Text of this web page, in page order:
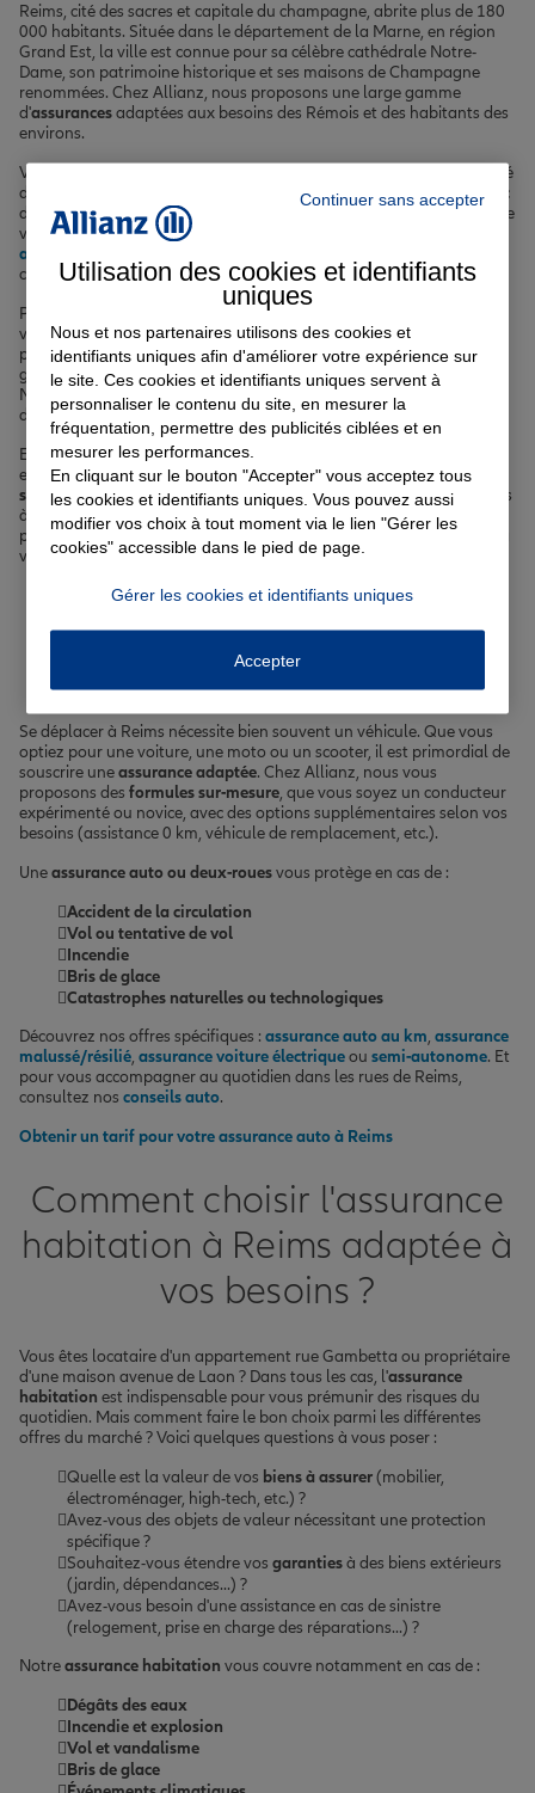
Reims, cité des sacres et capitale du champagne, abrite plus de 180
000 habitants. Située dans le département de la Marne, en région
Grand Est, la ville est connue pour sa célèbre cathédrale Notre-
Dame, son patrimoine historique et ses maisons de Champagne
renommées. Chez Allianz, nous proposons une large gamme
d'assurancesadaptées aux besoins des Rémois et des habitants des
environs.
Vous cherchez une
pour circuler en toute tranquillité
dans les rues de Reims ? Nous avons la solution qu'il vous faut, avec
des garanties sur-mesure et des options adaptées à votre profil. Que
vous soyez propriétaire ou locataire de votre logement, notre
assurance habitation
comme les dégâts des eaux, l'incendie ou le vol.
Pour prendre soin de votre santé et de celle de vos proches, nous
vous proposons unecomplémentaire santé complète et
performante, avec un large choix de formules et de niveaux de
garanties. Vous prévoyez d'acheter un bien immobilier à Reims ?
Notre
assurance emprunteur
vous permet de sécuriser votre prêt et
de bénéficier de conditions avantageuses.
Enfin, pour protéger vos enfants lors de leurs activités scolaires et
extrascolaires, nous mettons à votre disposition uneassurance
scolaire complète et abordable. Chez Allianz, nous nous engageons
à vous accompagner à chaque étape de votre vie, en vous
proposant des solutions d'assurance adaptées à votre situation et à
vos besoins spécifiques.
Votre assurance auto, moto
ou scooter à Reims
Se déplacer à Reims nécessite bien souvent un véhicule. Que vous
optiez pour une voiture, une moto ou un scooter, il est primordial de
souscrire uneassurance adaptée. Chez Allianz, nous vous
proposons des formules sur-mesure, que vous soyez un conducteur
expérimenté ou novice, avec des options supplémentaires selon vos
besoins (assistance 0 km, véhicule de remplacement, etc.).
Uneassurance auto ou deux-rouesvous protège en cas de :
Accident de la circulation
Vol ou tentative de vol
Incendie
Bris de glace
Catastrophes naturelles ou technologiques
Découvrez nos offres spécifiques : assurance auto au km, assurance
malussé/résilié, assurance voiture électriqueou semi-autonome. Et
pour vous accompagner au quotidien dans les rues de Reims,
consultez nos conseils auto.
Obtenir un tarif pour votre assurance auto à Reims
Comment choisir l'assurance
habitation à Reims adaptée à
vos besoins ?
Vous êtes locataire d'un appartement rue Gambetta ou propriétaire
d'une maison avenue de Laon ? Dans tous les cas, l'assurance
habitation est indispensable pour vous prémunir des risques du
quotidien. Mais comment faire le bon choix parmi les différentes
offres du marché ? Voici quelques questions à vous poser :
Quelle est la valeur de vos biens à assurer(mobilier,
électroménager, high-tech, etc.) ?
Avez-vous des objets de valeur nécessitant une protection
spécifique ?
Souhaitez-vous étendre vos garantiesà des biens extérieurs
(jardin, dépendances...) ?
Avez-vous besoin d'une assistance en cas de sinistre
(relogement, prise en charge des réparations...) ?
Notreassurance habitation vous couvre notamment en cas de :
Dégâts des eaux
Incendie et explosion
Vol et vandalisme
Bris de glace
Continuer sans accepter
Utilisation des cookies et identifiants
uniques
Nous et nos partenaires utilisons des cookies et
identifiants uniques afin d'améliorer votre expérience sur
le site. Ces cookies et identifiants uniques servent à
personnaliser le contenu du site, en mesurer la
fréquentation, permettre des publicités ciblées et en
mesurer les performances.
En cliquant sur le bouton "Accepter" vous acceptez tous
les cookies et identifiants uniques. Vous pouvez aussi
modifier vos choix à tout moment via le lien "Gérer les
cookies" accessible dans le pied de page.
Gérer les cookies et identifiants uniques
Accepter